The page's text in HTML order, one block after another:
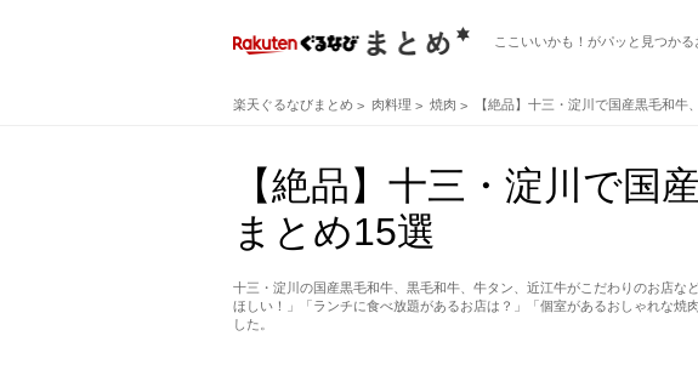
ここいいかも！がパッと見つかる
楽天ぐるなびまとめ 肉料理 焼肉 【絶品】十三・淀川で国産黒毛和
【絶品】十三・淀川で国
まとめ15選
十三・淀川の国産黒毛和牛、黒毛和牛、牛タン、近江牛がこだわりのお店
ほしい！」「ランチに食べ放題があるお店は？」「個室があるおしゃれな
した。